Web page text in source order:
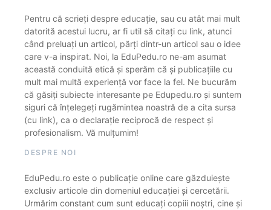
Pentru că scrieți despre educație, sau cu atât mai mult
datorită acestui lucru, ar fi util să citați cu link, atunci
când preluați un articol, părți dintr-un articol sau o idee
care v-a inspirat. Noi, la EduPedu.ro ne-am asumat
această conduită etică și sperăm că și publicațiile cu
mult mai multă experiență vor face la fel. Ne bucurăm
că găsiți subiecte interesante pe Edupedu.ro și suntem
siguri că înțelegeți rugămintea noastră de a cita sursa
(cu link), ca o declarație reciprocă de respect și
profesionalism. Vă mulțumim!
DESPRE NOI
EduPedu.ro este o publicație online care găzduiește
exclusiv articole din domeniul educației și cercetării.
Urmărim constant cum sunt educați copiii noștri, cine și